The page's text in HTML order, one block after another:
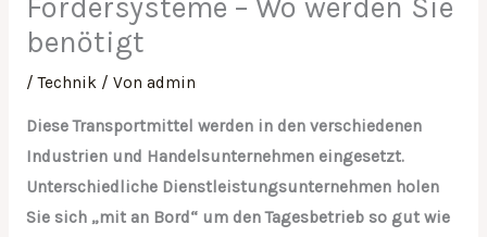
Fördersysteme – Wo werden Sie
benötigt
/Technik/ Von admin
Diese Transportmittel werden in den verschiedenen
Industrien und Handelsunternehmen eingesetzt.
Unterschiedliche Dienstleistungsunternehmen holen
Sie sich „mit an Bord“ um den Tagesbetrieb so gut wie